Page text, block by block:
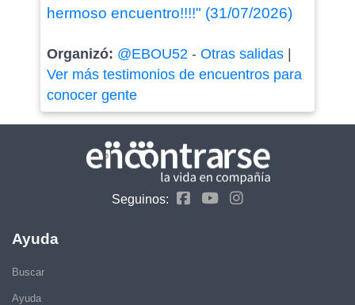
hermoso encuentro!!!!" (31/07/2026)
Organizó: @EBOU52 - Otras salidas|
Ver más testimonios de encuentros para
conocer gente
Seguinos:
Ayuda
Buscar
Ayuda